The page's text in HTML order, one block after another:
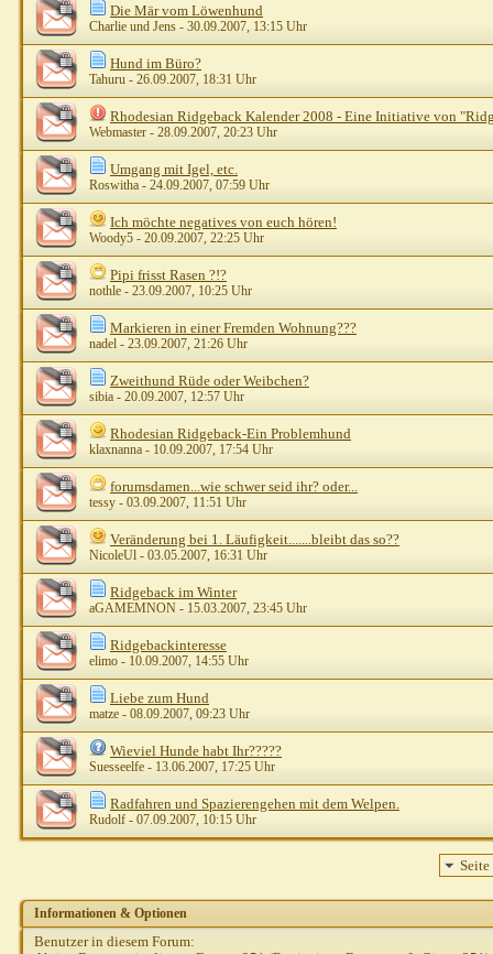
Die Mär vom Löwenhund
Charlie und Jens - 30.09.2007, 13:15 Uhr
Hund im Büro?
Tahuru - 26.09.2007, 18:31 Uhr
Rhodesian Ridgeback Kalender 2008 - Eine Initiative von
Webmaster - 28.09.2007, 20:23 Uhr
Umgang mit Igel, etc.
Roswitha - 24.09.2007, 07:59 Uhr
Ich möchte negatives von euch hören!
Woody5 - 20.09.2007, 22:25 Uhr
Pipi frisst Rasen ?!?
nothle - 23.09.2007, 10:25 Uhr
Markieren in einer Fremden Wohnung???
nadel - 23.09.2007, 21:26 Uhr
Zweithund Rüde oder Weibchen?
sibia - 20.09.2007, 12:57 Uhr
Rhodesian Ridgeback-Ein Problemhund
klaxnanna - 10.09.2007, 17:54 Uhr
forumsdamen...wie schwer seid ihr? oder...
tessy - 03.09.2007, 11:51 Uhr
Veränderung bei 1. Läufigkeit.......bleibt das so??
NicoleUl - 03.05.2007, 16:31 Uhr
Ridgeback im Winter
aGAMEMNON - 15.03.2007, 23:45 Uhr
Ridgebackinteresse
elimo - 10.09.2007, 14:55 Uhr
Liebe zum Hund
matze - 08.09.2007, 09:23 Uhr
Wieviel Hunde habt Ihr?????
Suesseelfe - 13.06.2007, 17:25 Uhr
Radfahren und Spazierengehen mit dem Welpen.
Rudolf - 07.09.2007, 10:15 Uhr
Informationen & Optionen
Benutzer in diesem Forum: